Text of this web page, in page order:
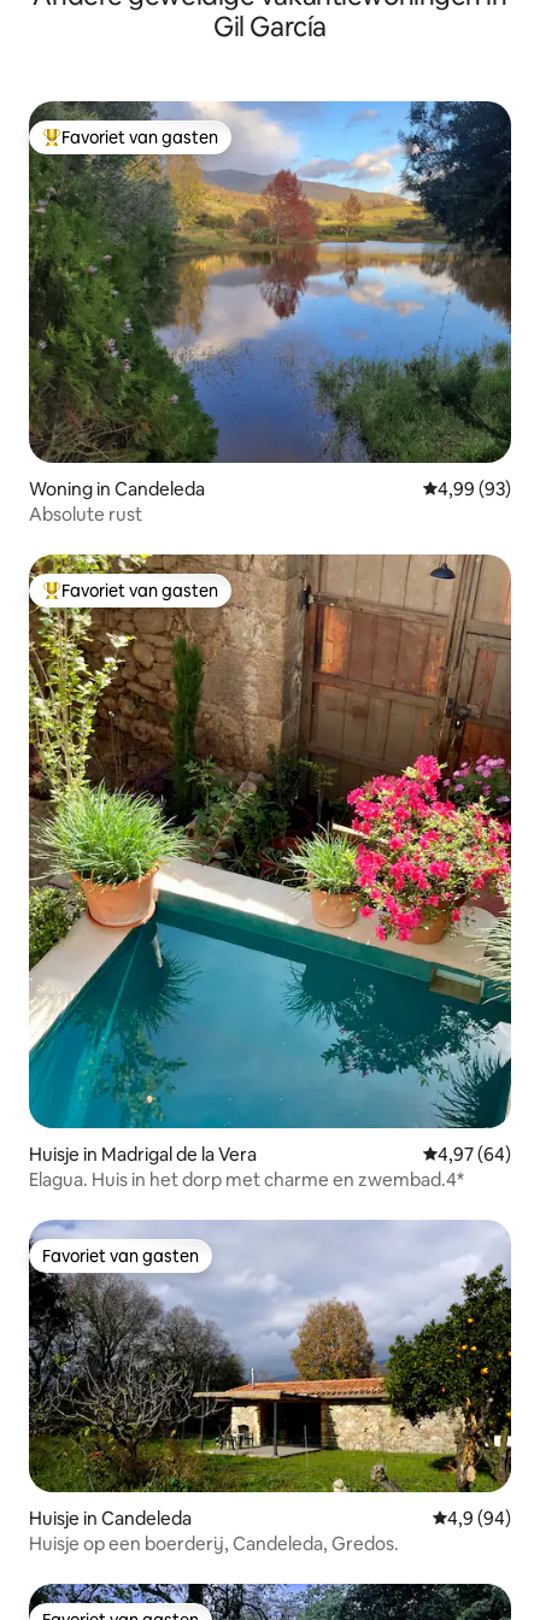
naturaleza.
Gil García
Topfavoriet van gasten
Favoriet van gasten
Woning in Candeleda Gemiddelde
4,99 (93)
Absolute rust
Topfavoriet van gasten
Favoriet van gasten
Huisje in Madrigal de la Vera Gemiddelde
4,97 (64)
Elagua. Huis in het dorp met charme en zwembad.4*
Favoriet van gasten
Favoriet van gasten
Huisje in Candeleda Gemiddelde
4,9 (94)
Huisje op een boerderij, Candeleda, Gredos.